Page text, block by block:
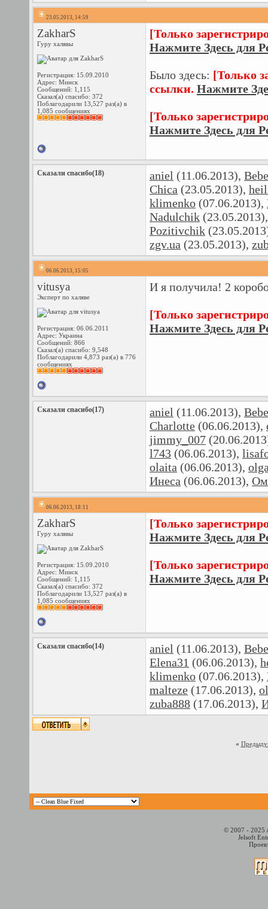
23.05.2013, 14:59
ZakharS
Гуру халявы
Регистрация: 15.09.2010
Адрес: Минск
Сообщений: 1,115
Сказал(а) спасибо: 372
Поблагодарили 13,527 раз(а) в
1,085 сообщениях
[Только
Нажмите Здесь для
Было здесь: [Только
ссылки. Нажмите
[Только
Нажмите Здесь для
Сказали спасибо(18) aniel (11.06.2013),
Chica (23.05.2013),
klimenko (07.06.2013),
Nadulchik
Pozitivchik
zgv.ua (23.05.2013),
06.06.2013, 15:05
vitusya
Эксперт по халяве
Регистрация: 06.06.2011
Адрес: Украина
Сообщений: 866
Сказал(а) спасибо: 9,548
Поблагодарили 4,873 раз(а) в 776
сообщениях
И я получила! 2
[Только
Нажмите Здесь для
Сказали спасибо(17) aniel (11.06.2013),
Charlotte (06.06.2013),
jimmy_007
l743 (06.06.2013),
olaita (06.06.2013),
Инеса (06.06.2013),
06.06.2013, 18:11
ZakharS
Гуру халявы
Регистрация: 15.09.2010
Адрес: Минск
Сообщений: 1,115
Сказал(а) спасибо: 372
Поблагодарили 13,527 раз(а) в
1,085 сообщениях
[Только
Нажмите Здесь для
[Только
Нажмите Здесь для
Сказали спасибо(14) aniel (11.06.2013),
Elena31 (06.06.2013),
klimenko (07.06.2013),
malteze (17.06.2013),
zuba888 (17.06.2013),
«
© 2007 - 2025
Jelsoft